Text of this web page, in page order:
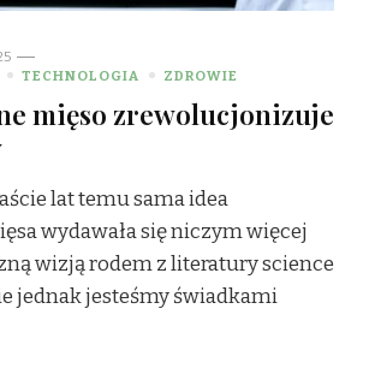
TECHNOLOGIA ZDROWIE
mięso zrewolucjonizuje
lat temu sama idea
wydawała się niczym więcej
wizją rodem z literatury science
jednak jesteśmy świadkami